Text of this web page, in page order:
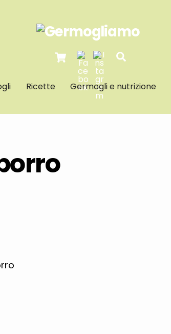
Cart
Ricette Germogli e nutrizione